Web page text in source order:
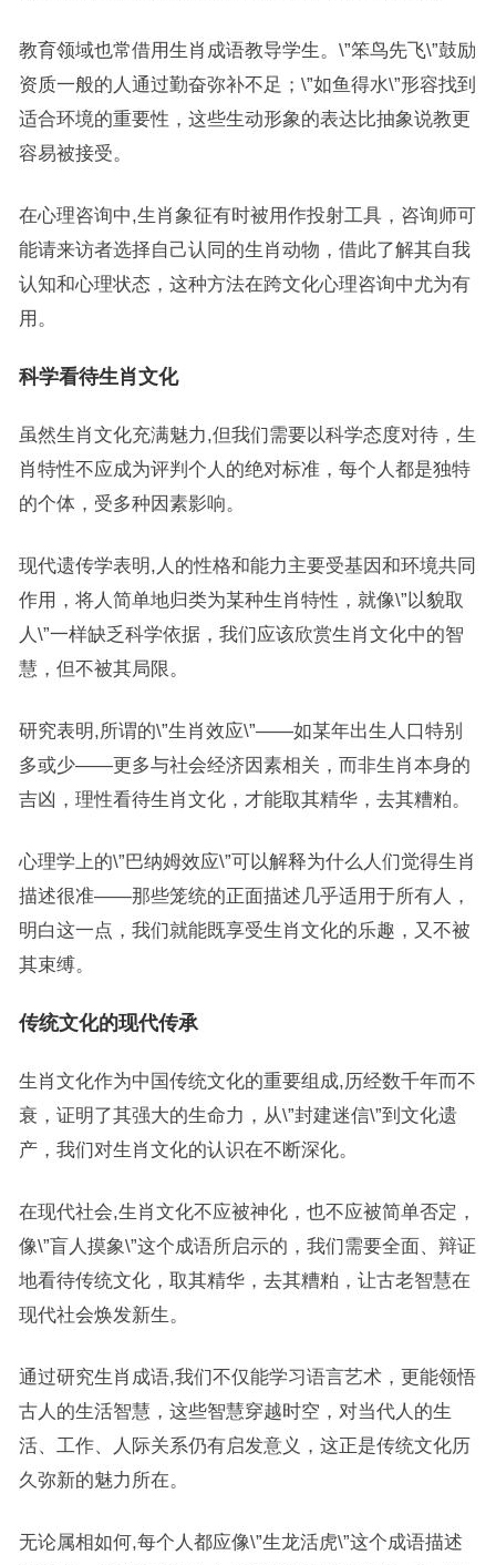
教育领域也常借用生肖成语教导学生。\”笨鸟先飞\”鼓励
资质一般的人通过勤奋弥补不足；\”如鱼得水\”形容找到
适合环境的重要性，这些生动形象的表达比抽象说教更
容易被接受。
在心理咨询中,生肖象征有时被用作投射工具，咨询师可
能请来访者选择自己认同的生肖动物，借此了解其自我
认知和心理状态，这种方法在跨文化心理咨询中尤为有
用。
科学看待生肖文化
虽然生肖文化充满魅力,但我们需要以科学态度对待，生
肖特性不应成为评判个人的绝对标准，每个人都是独特
的个体，受多种因素影响。
现代遗传学表明,人的性格和能力主要受基因和环境共同
作用，将人简单地归类为某种生肖特性，就像\”以貌取
人\”一样缺乏科学依据，我们应该欣赏生肖文化中的智
慧，但不被其局限。
研究表明,所谓的\”生肖效应\”——如某年出生人口特别
多或少——更多与社会经济因素相关，而非生肖本身的
吉凶，理性看待生肖文化，才能取其精华，去其糟粕。
心理学上的\”巴纳姆效应\”可以解释为什么人们觉得生肖
描述很准——那些笼统的正面描述几乎适用于所有人，
明白这一点，我们就能既享受生肖文化的乐趣，又不被
其束缚。
传统文化的现代传承
生肖文化作为中国传统文化的重要组成,历经数千年而不
衰，证明了其强大的生命力，从\”封建迷信\”到文化遗
产，我们对生肖文化的认识在不断深化。
在现代社会,生肖文化不应被神化，也不应被简单否定，
像\”盲人摸象\”这个成语所启示的，我们需要全面、辩证
地看待传统文化，取其精华，去其糟粕，让古老智慧在
现代社会焕发新生。
通过研究生肖成语,我们不仅能学习语言艺术，更能领悟
古人的生活智慧，这些智慧穿越时空，对当代人的生
活、工作、人际关系仍有启发意义，这正是传统文化历
久弥新的魅力所在。
无论属相如何,每个人都应像\”生龙活虎\”这个成语描述